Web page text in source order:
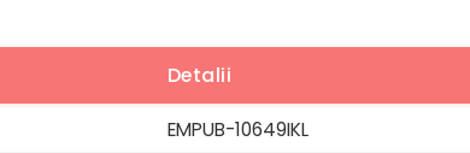
Detalii
EMPUB-10649IKL